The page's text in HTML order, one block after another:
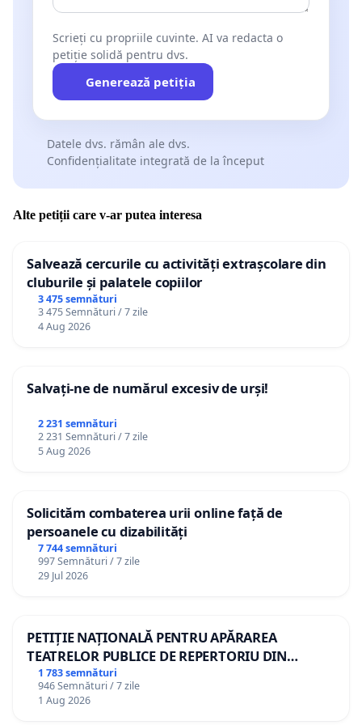
plecare;
b) obligativitatea de a lăsa perimetrul de pescuit
curat;
c) respectarea cu strictețe a regulamentului
d) evitarea socializării cu alți pescari sau alți
participanți la activitate;
e) după purtare, masca se aruncă imediat, într-un
preferabil cu capac, urmată de igienizarea mâinilor.
Obligațiile pescarilor în habitatele piscicole
naturale:
privind desfășurarea activității de pescuit recreativ;
b) purtarea măștilor de protecție la contactul cu
personalul de inspecție și control;
d) evitarea oricărei forme de socializare cu alți
pescari recreativi participanți în aceeași zonă de
pescuit;
administratorii care dețin contractele de exploatare
a resursei acvatice vii.
Fiecare asociație de pescuit recreativ în cadrul
căreia se desfășoară activitatea de pescuit
Scrieți cu propriile cuvinte. AI va redacta o
petiție solidă pentru dvs.
Generează petiția
Datele dvs. rămân ale dvs.
Confidențialitate integrată de la început
Alte petiții care v-ar putea interesa
Salvează cercurile cu activități extrașcolare din
cluburile și palatele copiilor
3 475 semnături
3 475 Semnături / 7 zile
4 Aug 2026
Salvați-ne de numărul excesiv de urși!
2 231 semnături
2 231 Semnături / 7 zile
5 Aug 2026
Solicităm combaterea urii online față de
persoanele cu dizabilități
7 744 semnături
997 Semnături / 7 zile
29 Jul 2026
PETIȚIE NAȚIONALĂ PENTRU APĂRAREA
TEATRELOR PUBLICE DE REPERTORIU DIN
ROMÂNIA
1 783 semnături
946 Semnături / 7 zile
1 Aug 2026